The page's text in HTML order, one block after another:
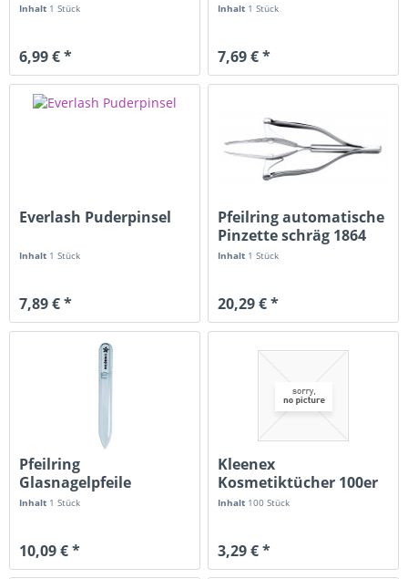
Inhalt 1 Stück
6,99 € *
Inhalt 1 Stück
7,69 € *
Everlash Puderpinsel
Inhalt 1 Stück
7,89 € *
Pfeilring automatische
Pinzette schräg 1864
Inhalt 1 Stück
20,29 € *
Pfeilring
Glasnagelpfeile
glasklar 13,5 cm
Inhalt 1 Stück
10,09 € *
Kleenex
Kosmetiktücher 100er
Inhalt 100 Stück
3,29 € *